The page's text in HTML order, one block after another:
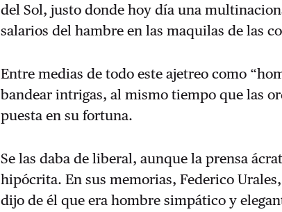
del Sol, justo donde hoy día una
salarios del hambre en las maquilas de las
Entre medias de todo este ajetreo como
bandear intrigas, al mismo tiempo que las
puesta en su fortuna.
Se las daba de liberal, aunque la prensa
hipócrita. En sus memorias, Federico
dijo de él que era hombre simpático y